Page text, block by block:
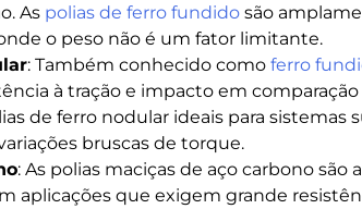
As polias de ferro fundido são
o peso não é um fator limitante.
: Também conhecido como ferro
à tração e impacto em
de ferro nodular ideais para sistemas
bruscas de torque.
: As polias maciças de aço carbono
aplicações que exigem grande